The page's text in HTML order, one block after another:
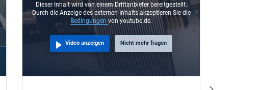
Dieser Inhalt wird von einem Drittanbieter bereitgestellt.
Durch die Anzeige des externen Inhalts akzeptieren Sie die
Bedingungenvon youtube.de.
Video anzeigen Nicht mehr fragen